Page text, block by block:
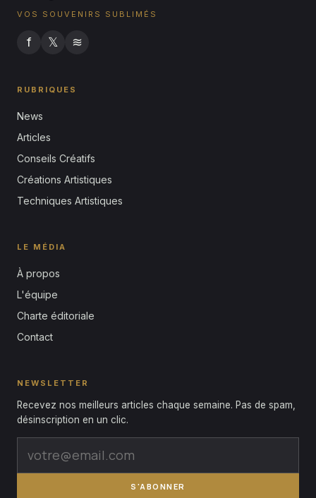
VOS SOUVENIRS SUBLIMÉS
f 𝕏 ≋
RUBRIQUES
News
Articles
Conseils Créatifs
Créations Artistiques
Techniques Artistiques
LE MÉDIA
À propos
L'équipe
Charte éditoriale
Contact
NEWSLETTER
Recevez nos meilleurs articles chaque semaine. Pas de spam,
désinscription en un clic.
S'ABONNER